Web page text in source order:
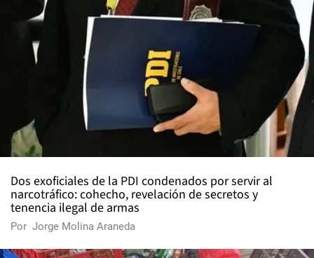
Dos exoficiales de la PDI condenados por servir al
narcotráfico: cohecho, revelación de secretos y
tenencia ilegal de armas
Por Jorge Molina Araneda